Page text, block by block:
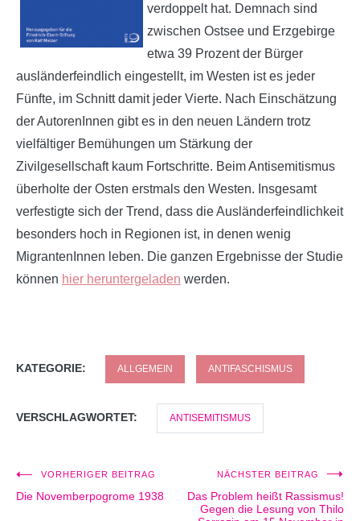
verdoppelt hat. Demnach sind
zwischen Ostsee und Erzgebirge
etwa 39 Prozent der Bürger
ausländerfeindlich eingestellt, im Westen ist es jeder
Fünfte, im Schnitt damit jeder Vierte. Nach Einschätzung
der AutorenInnen gibt es in den neuen Ländern trotz
vielfältiger Bemühungen um Stärkung der
Zivilgesellschaft kaum Fortschritte. Beim Antisemitismus
überholte der Osten erstmals den Westen. Insgesamt
verfestigte sich der Trend, dass die Ausländerfeindlichkeit
besonders hoch in Regionen ist, in denen wenig
MigrantenInnen leben. Die ganzen Ergebnisse der Studie
können hier heruntergeladen werden.
KATEGORIE: ALLGEMEIN ANTIFASCHISMUS
VERSCHLAGWORTET: ANTISEMITISMUS
Beitragsnavigation
VORHERIGER BEITRAG
Die Novemberpogrome 1938
NÄCHSTER BEITRAG
Das Problem heißt Rassismus!
Gegen die Lesung von Thilo